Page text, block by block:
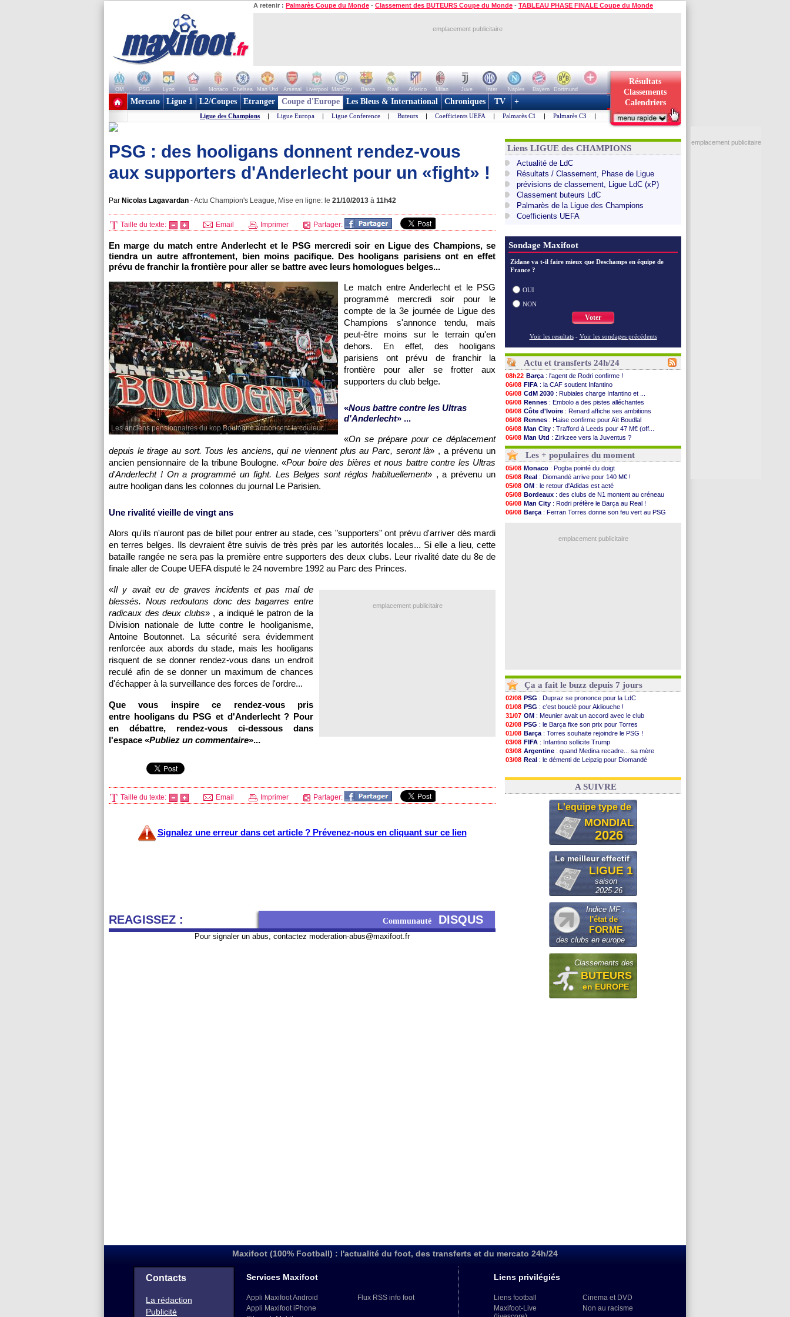
A retenir : Palmarès Coupe du Monde - Classement des BUTEURS Coupe du Monde - TABLEAU PHASE FINALE Coupe du Monde
emplacement publicitaire
OM PSG Lyon Lille Monaco Chelsea Man Utd Arsenal Liverpool ManCity Barca Real Atletico Milan Juve Inter Naples Bayern
Dortmund
+ de clubs
Résultats
Classements
Calendriers
Mercato Ligue 1 L2/Coupes Etranger Coupe d'Europe Les Bleus & International Chroniques TV +
Ligue des Champions | Ligue Europa | Ligue Conference | Buteurs | Coefficients UEFA | Palmarès C1 | Palmarès C3 |
PSG : des hooligans donnent rendez-vous
aux supporters d'Anderlecht pour un «fight» !
Par Nicolas Lagavardan -Actu Champion's League, Mise en ligne: le 21/10/2013 à 11h42
Taille du texte: Email Imprimer Partager:
En marge du match entre Anderlecht et le PSG mercredi soir en Ligue des Champions, se
tiendra un autre affrontement, bien moins pacifique. Des hooligans parisiens ont en effet
prévu de franchir la frontière pour aller se battre avec leurs homologues belges...
Les anciens pensionnaires du kop Boulogne annoncent la couleur...
Le match entre Anderlecht et le PSG
programmé mercredi soir pour le
compte de la 3e journée de Ligue des
Champions s'annonce tendu, mais
peut-être moins sur le terrain qu'en
dehors. En effet, des hooligans
parisiens ont prévu de franchir la
frontière pour aller se frotter aux
supporters du club belge.
«Nous battre contre les Ultras
d'Anderlecht» ...
«On se prépare pour ce déplacement
depuis le tirage au sort. Tous les anciens, qui ne viennent plus au Parc, seront là» , a prévenu un
ancien pensionnaire de la tribune Boulogne. «Pour boire des bières et nous battre contre les Ultras
d'Anderlecht ! On a programmé un fight. Les Belges sont réglos habituellement» , a prévenu un
autre hooligan dans les colonnes du journal Le Parisien.
Une rivalité vieille de vingt ans
Alors qu'ils n'auront pas de billet pour entrer au stade, ces "supporters" ont prévu d'arriver dès mardi
en terres belges. Ils devraient être suivis de très près par les autorités locales... Si elle a lieu, cette
bataille rangée ne sera pas la première entre supporters des deux clubs. Leur rivalité date du 8e de
finale aller de Coupe UEFA disputé le 24 novembre 1992 au Parc des Princes.
emplacement publicitaire
«Il y avait eu de graves incidents et pas mal de
blessés. Nous redoutons donc des bagarres entre
radicaux des deux clubs» , a indiqué le patron de la
Division nationale de lutte contre le hooliganisme,
Antoine Boutonnet. La sécurité sera évidemment
renforcée aux abords du stade, mais les hooligans
risquent de se donner rendez-vous dans un endroit
reculé afin de se donner un maximum de chances
d'échapper à la surveillance des forces de l'ordre...
Que vous inspire ce rendez-vous pris
entre hooligans du PSG et d'Anderlecht ? Pour
en débattre, rendez-vous ci-dessous dans
l'espace «Publiez un commentaire»...
Taille du texte: Email Imprimer Partager:
Signalez une erreur dans cet article ? Prévenez-nous en cliquant sur ce lien
REAGISSEZ : Communauté DISQUS
Pour signaler un abus, contactez moderation-abus@maxifoot.fr
Liens LIGUE des CHAMPIONS
Actualité de LdC
Résultats / Classement, Phase de Ligue
prévisions de classement, Ligue LdC (xP)
Classement buteurs LdC
Palmarès de la Ligue des Champions
Coefficients UEFA
Sondage Maxifoot
Zidane va t-il faire mieux que Deschamps en équipe de
France ?
OUI
NON
Voter
Voir les resultats - Voir les sondages précédents
Actu et transferts 24h/24
08h22 Barça : l'agent de Rodri confirme !
06/08 FIFA : la CAF soutient Infantino
06/08 CdM 2030 : Rubiales charge Infantino et ...
06/08 Rennes : Embolo a des pistes alléchantes
06/08 Côte d'Ivoire : Renard affiche ses ambitions
06/08 Rennes : Haise confirme pour Aït Boudlal
06/08 Man City : Trafford à Leeds pour 47 M€ (off...
06/08 Man Utd : Zirkzee vers la Juventus ?
06/08 Amical: Monaco s'impose contre Getafe
06/08
Nantes : Der Zakarian et sa relation avec Kita
06/08 OM: le club prêt à libérer Kondogbia ?
06/08 Monaco : le message touchant d'Akliouche
06/08 FIFA : Tebas en remet une couche
06/08 FIFA : l'UEFA maintient la pression
06/08 PSG: Tebas encense Luis Enrique
06/08 Real : Vinicius jusqu'en 2032 (officiel)
06/08 Lyon: Mangala va rejoindre Getafe
: Junior Diaz jusqu'en 2030 (officiel)
Les + populaires du moment
05/08 Monaco : Pogba pointé du doigt
05/08 Real : Diomandé arrive pour 140 M€ !
05/08 OM : le retour d'Adidas est acté
05/08 Bordeaux : des clubs de N1 montent au créneau
06/08 Man City : Rodri préfère le Barça au Real !
06/08 Barça : Ferran Torres donne son feu vert au PSG
emplacement publicitaire
Ça a fait le buzz depuis 7 jours
02/08 PSG : Dupraz se prononce pour la LdC
01/08 PSG : c'est bouclé pour Akliouche !
31/07 OM : Meunier avait un accord avec le club
02/08 PSG : le Barça fixe son prix pour Torres
01/08 Barça : Torres souhaite rejoindre le PSG !
03/08 FIFA : Infantino sollicite Trump
03/08 Argentine : quand Medina recadre... sa mère
03/08 Real : le démenti de Leipzig pour Diomandé
31/07 FIFA: le conseiller d'Infantino démissionne !
A SUIVRE
L'equipe type de
MONDIAL
2026
Le meilleur effectif
LIGUE 1
saison
2025-26
Indice MF :
l'état de
FORME
des clubs en europe
Classements des
BUTEURS
en EUROPE
emplacement publicitaire
Maxifoot (100% Football) : l'actualité du foot, des transferts et du mercato 24h/24
Contacts
La rédaction
Publicité
Services Maxifoot
Appli Maxifoot Android
Appli Maxifoot iPhone
Flux RSS info foot
Liens privilégiés
Liens football
Maxifoot-Live
Cinema et DVD
Non au racisme